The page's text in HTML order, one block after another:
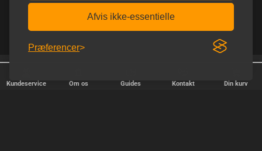
Afvis ikke-essentielle
Præferencer
Kundeservice Om os Guides Kontakt Din kurv